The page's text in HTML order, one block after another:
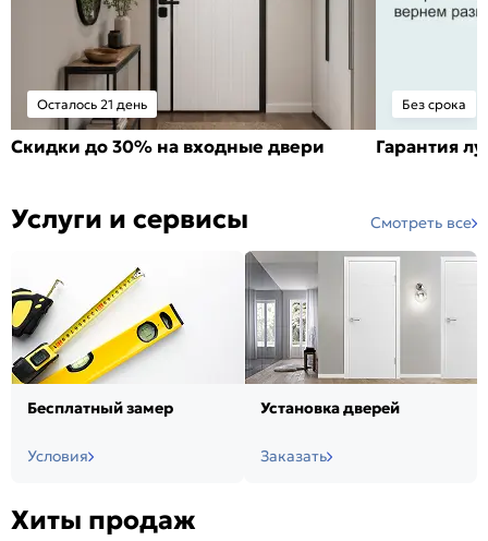
Осталось 21 день
Скидки до 30% на входные двери
Без срока
Гарантия
Услуги и сервисы Смотреть все
Бесплатный замер
Условия
Установка дверей
Заказать
Хиты продаж